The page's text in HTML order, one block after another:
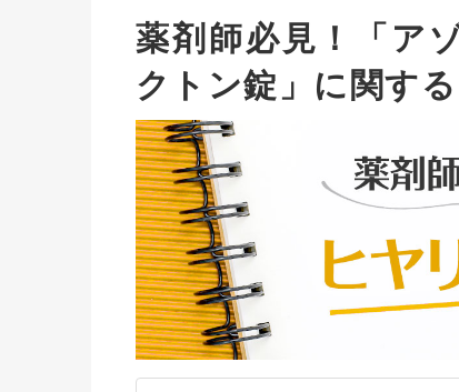
薬剤師必見！「ア
クトン錠」に関す